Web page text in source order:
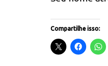
Compartilhe isso: